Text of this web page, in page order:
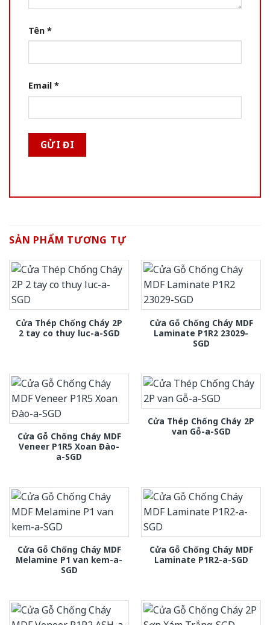
Tên *
Email *
SẢN PHẨM TƯƠNG TỰ
Cửa Thép Chống Cháy 2P
2 tay co thuy luc-a-SGD
Cửa Gỗ Chống Cháy MDF
Laminate P1R2 23029-
SGD
Cửa Gỗ Chống Cháy MDF
Veneer P1R5 Xoan Đào-
a-SGD
Cửa Thép Chống Cháy 2P
van Gỗ-a-SGD
Cửa Gỗ Chống Cháy MDF
Melamine P1 van kem-a-
SGD
Cửa Gỗ Chống Cháy MDF
Laminate P1R2-a-SGD